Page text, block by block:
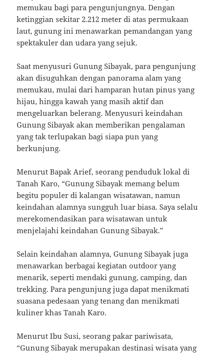
memukau bagi para pengunjungnya. Dengan
ketinggian sekitar 2.212 meter di atas permukaan
laut, gunung ini menawarkan pemandangan yang
spektakuler dan udara yang sejuk.
Saat menyusuri Gunung Sibayak, para pengunjung
akan disuguhkan dengan panorama alam yang
memukau, mulai dari hamparan hutan pinus yang
hijau, hingga kawah yang masih aktif dan
mengeluarkan belerang. Menyusuri keindahan
Gunung Sibayak akan memberikan pengalaman
yang tak terlupakan bagi siapa pun yang
berkunjung.
Menurut Bapak Arief, seorang penduduk lokal di
Tanah Karo, “Gunung Sibayak memang belum
begitu populer di kalangan wisatawan, namun
keindahan alamnya sungguh luar biasa. Saya selalu
merekomendasikan para wisatawan untuk
menjelajahi keindahan Gunung Sibayak.”
Selain keindahan alamnya, Gunung Sibayak juga
menawarkan berbagai kegiatan outdoor yang
menarik, seperti mendaki gunung, camping, dan
trekking. Para pengunjung juga dapat menikmati
suasana pedesaan yang tenang dan menikmati
kuliner khas Tanah Karo.
Menurut Ibu Susi, seorang pakar pariwisata,
“Gunung Sibayak merupakan destinasi wisata yang